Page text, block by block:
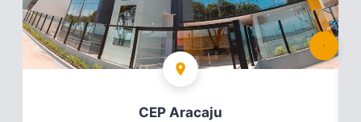
CEP Aracaju